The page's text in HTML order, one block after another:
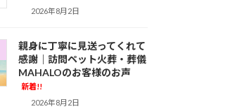
2026年8月2日
親身に丁寧に見送ってくれて
感謝｜訪問ペット火葬・葬儀
MAHALOのお客様のお声
新着!!
2026年8月2日